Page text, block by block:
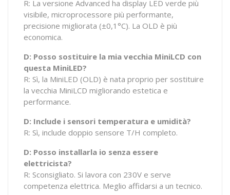
R: La versione Advanced ha display LED verde più
visibile, microprocessore più performante,
precisione migliorata (±0,1°C). La OLD è più
economica.
D: Posso sostituire la mia vecchia MiniLCD con
questa MiniLED?
R: Sì, la MiniLED (OLD) è nata proprio per sostituire
la vecchia MiniLCD migliorando estetica e
performance.
D: Include i sensori temperatura e umidità?
R: Sì, include doppio sensore T/H completo.
D: Posso installarla io senza essere
elettricista?
R: Sconsigliato. Si lavora con 230V e serve
competenza elettrica. Meglio affidarsi a un tecnico.